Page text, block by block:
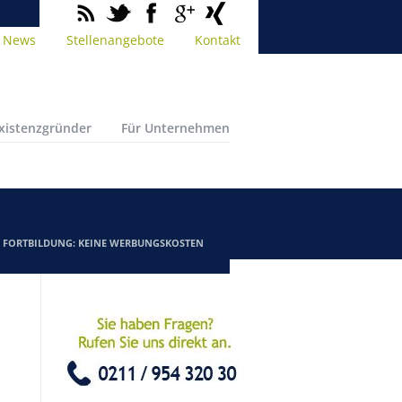
News Stellenangebote Kontakt
Für Unternehmen
FORTBILDUNG: KEINE WERBUNGSKOSTEN